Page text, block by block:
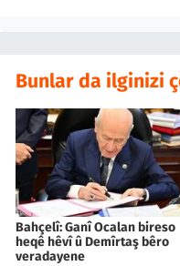
Bunlar da ilginizi
Bahçelî: Ganî Ocalan bireso
heqê hêvî û Demîrtaş bêro
veradayene